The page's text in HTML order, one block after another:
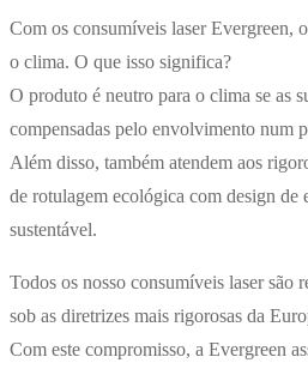
Com os consumíveis laser Evergreen,
o clima. O que isso significa?
O produto é neutro para o clima se as
compensadas pelo envolvimento num
Além disso, também atendem aos
de rotulagem ecológica com design de
sustentável.
Todos os nosso consumíveis laser são
sob as diretrizes mais rigorosas da
Com este compromisso, a Evergreen